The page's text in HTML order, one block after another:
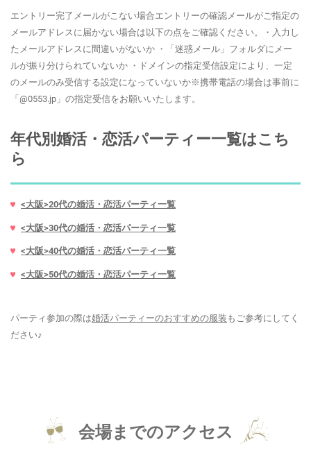
エントリー完了メールがこない場合エントリーの確認メールがご指定の
メールアドレスに届かない場合は以下の点をご確認ください。・入力し
たメールアドレスに間違いがないか ・「迷惑メール」フォルダにメー
ルが振り分けられていないか ・ドメインの指定受信設定により、一定
のメールのみ受信する設定になっていないか※携帯電話の場合は事前に
「@0553.jp」の指定受信をお願いいたします。
年代別婚活・恋活パーティー一覧はこち
ら
<大阪>20代の婚活・恋活パーティ一覧
<大阪>30代の婚活・恋活パーティ一覧
<大阪>40代の婚活・恋活パーティ一覧
<大阪>50代の婚活・恋活パーティ一覧
パーティ参加の際は婚活パーティーのおすすめの服装 もご参考にしてく
ださい♪
会場までのアクセス